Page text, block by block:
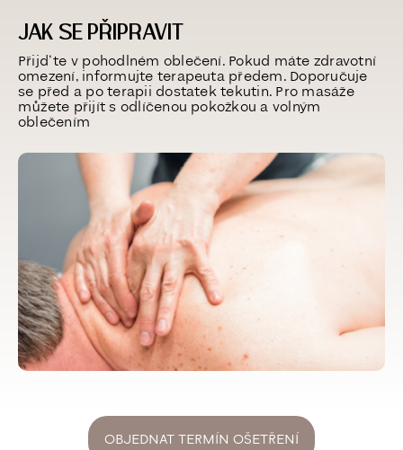
JAK SE PŘIPRAVIT
Přijďte v pohodlném oblečení. Pokud máte zdravotní
omezení, informujte terapeuta předem. Doporučuje
se před a po terapii dostatek tekutin. Pro masáže
můžete přijíts odlíčenou pokožkou a volným
oblečením
OBJEDNAT TERMÍN OŠETŘENÍ